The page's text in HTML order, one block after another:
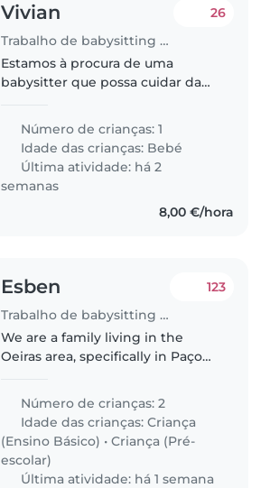
Vivian
Trabalho de babysitting em Oeiras
26
Estamos à procura de uma
babysitter que possa cuidar da
babysitter irá cuidar do bebé em
nossa casa.
Número de crianças: 1
Idade das crianças: Bebé
Última atividade: há 2
semanas
8,00 €/hora
Esben
Trabalho de babysitting em Oeiras
123
We are a family living in the
Oeiras area, specifically in Paço
help primarily with school
transportation for our children,
who attend school in Cascais...
Número de crianças: 2
Idade das crianças:Criança
(Ensino Básico) •Criança (Pré-
escolar)
Última atividade: há 1 semana